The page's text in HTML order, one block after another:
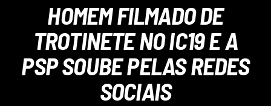
HOMEM FILMADO DE
TROTINETE NO IC19 E A
PSP SOUBE PELAS REDES
SOCIAIS